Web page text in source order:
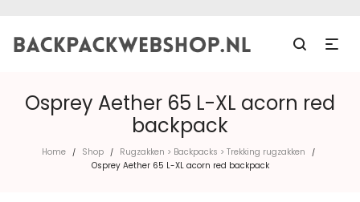
Osprey Aether 65 L-XL acorn red
backpack
Home / Shop / Rugzakken > Backpacks > Trekking rugzakken /
Osprey Aether 65 L-XL acorn red backpack